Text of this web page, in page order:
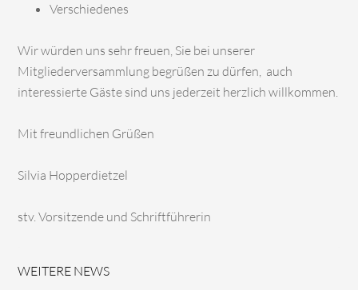
Verschiedenes
Wir würden uns sehr freuen, Sie bei unserer
Mitgliederversammlung begrüßen zu dürfen, auch
interessierte Gäste sind uns jederzeit herzlich willkommen.
Mit freundlichen Grüßen
Silvia Hopperdietzel
stv. Vorsitzende und Schriftführerin
WEITERE NEWS